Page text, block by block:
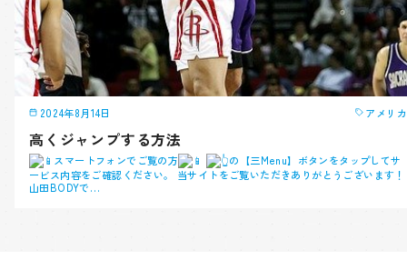
2024年8月14日 アメリカ
高くジャンプする方法
スマートフォンでご覧の方
の【三Menu】ボタンをタップしてサ
ービス内容をご確認ください。 当サイトをご覧いただきありがとうございます！
山田BODYで…